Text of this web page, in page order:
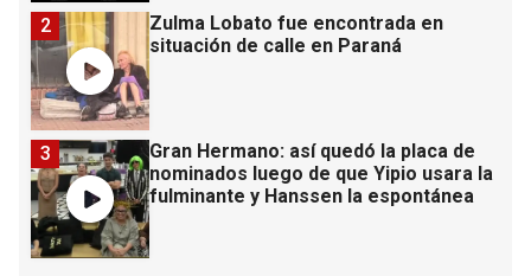
Zulma Lobato fue encontrada en
situación de calle en Paraná
2
Gran Hermano: así quedó la placa de
nominados luego de que Yipio usara la
fulminante y Hanssen la espontánea
3